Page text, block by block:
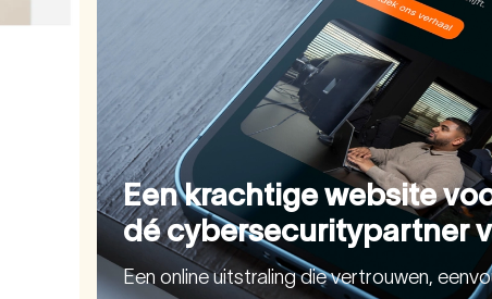
Een krachtige website
dé cybersecuritypartner
Een online uitstraling die vertrouwen,